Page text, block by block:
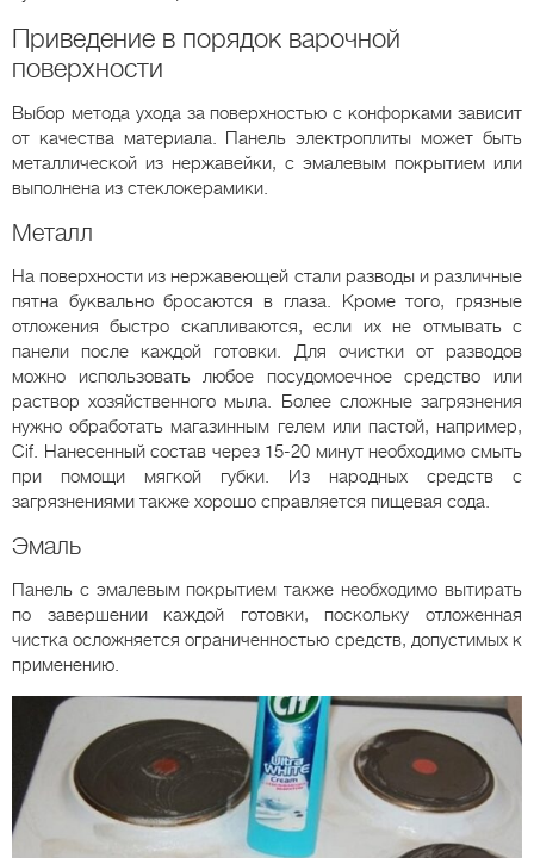
Приведение в порядок варочной
поверхности
Выбор метода ухода за поверхностью с конфорками зависит
от качества материала. Панель электроплиты может быть
металлической из нержавейки, с эмалевым покрытием или
выполнена из стеклокерамики.
Металл
На поверхности из нержавеющей стали разводы и различные
пятна буквально бросаются в глаза. Кроме того, грязные
отложения быстро скапливаются, если их не отмывать с
панели после каждой готовки. Для очистки от разводов
можно использовать любое посудомоечное средство или
раствор хозяйственного мыла. Более сложные загрязнения
нужно обработать магазинным гелем или пастой, например,
Cif. Нанесенный состав через 15-20 минут необходимо смыть
при помощи мягкой губки. Из народных средств с
загрязнениями также хорошо справляется пищевая сода.
Эмаль
Панель с эмалевым покрытием также необходимо вытирать
по завершении каждой готовки, поскольку отложенная
чистка осложняется ограниченностью средств, допустимых к
применению.